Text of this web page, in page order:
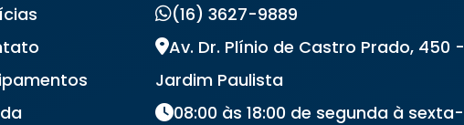
(16) 3627-9889
Av. Dr. Plínio de Castro Prado, 450 -
Jardim Paulista
08:00 às 18:00 de segunda à sexta-